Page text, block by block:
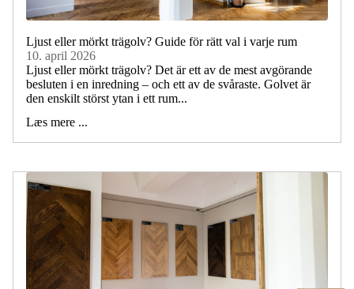
Ljust eller mörkt trägolv? Guide för rätt val i varje rum
10. april 2026
Ljust eller mörkt trägolv? Det är ett av de mest avgörande
besluten i en inredning – och ett av de svåraste. Golvet är
den enskilt störst ytan i ett rum...
Læs mere ...